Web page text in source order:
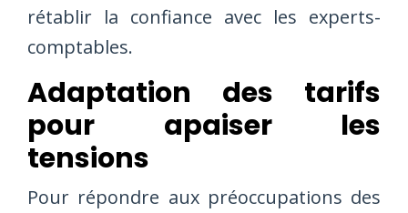
rétablir la confiance avec les experts-
comptables.
Adaptation des tarifs
pour apaiser les
tensions
Pour répondre aux préoccupations des